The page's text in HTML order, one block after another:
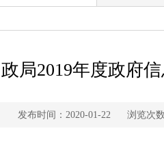
局2019年度政府
发布时间：2020-01-22 浏览次数